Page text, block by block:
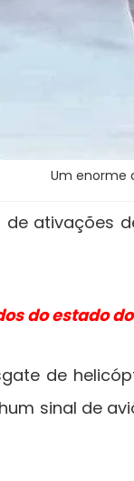
Um enorme
de ativações
do estado
de
sinal de